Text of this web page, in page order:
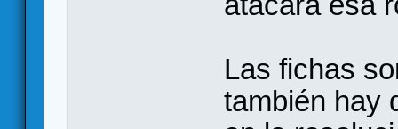
Las fichas
también hay